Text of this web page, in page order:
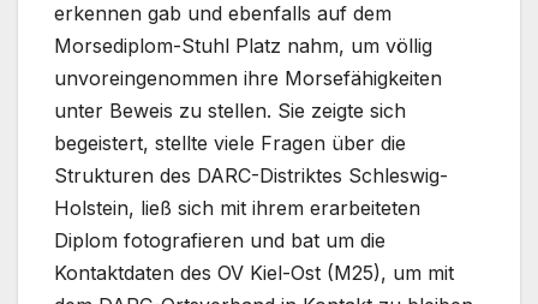
erkennen gab und ebenfalls auf dem
Morsediplom-Stuhl Platz nahm, um völlig
unvoreingenommen ihre Morsefähigkeiten
unter Beweis zu stellen. Sie zeigte sich
begeistert, stellte viele Fragen über die
Strukturen des DARC-Distriktes Schleswig-
Holstein, ließ sich mit ihrem erarbeiteten
Diplom fotografieren und bat um die
Kontaktdaten des OV Kiel-Ost (M25), um mit